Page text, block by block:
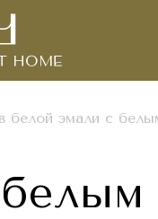
белой эмали с